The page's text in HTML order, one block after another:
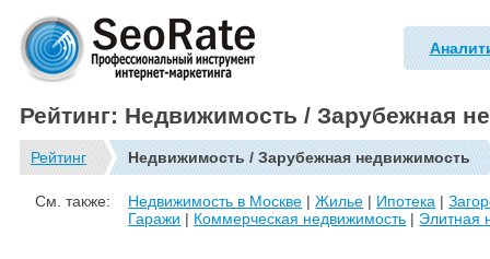
Рейтинг: Недвижимость / Зарубежная
Рейтинг Недвижимость / Зарубежная недвижимость
См. также: Недвижимость в Москве |Жилье | Ипотека |
Гаражи | Коммерческая недвижимость | Элитная